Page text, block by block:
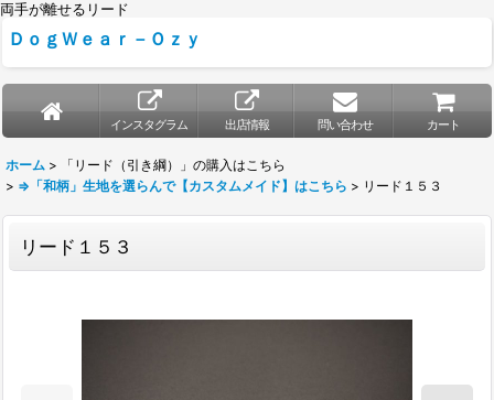
両手が離せるリード
ＤｏｇＷｅａｒ－Ｏｚｙ
インスタグラム 出店情報 問い合わせ カート
ホーム >
「リード（引き綱）」の購入はこちら
> ⇒「和柄」生地を選らんで【カスタムメイド】はこちら > リード１５３
リード１５３